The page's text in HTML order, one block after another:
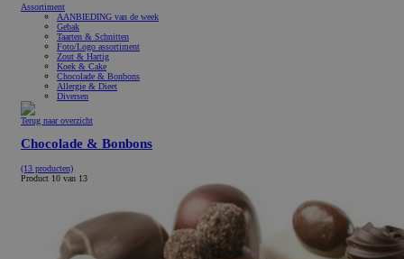
Assortiment
AANBIEDING van de week
Gebak
Taarten & Schnitten
Foto/Logo assortiment
Zout & Hartig
Koek & Cake
Chocolade & Bonbons
Allergie & Dieet
Diversen
Terug naar overzicht
Chocolade & Bonbons
(13 producten)
Product 10 van 13